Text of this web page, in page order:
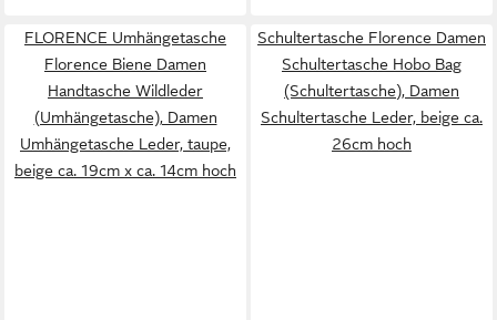
FLORENCE Umhängetasche
Florence Biene Damen
Handtasche Wildleder
(Umhängetasche), Damen
Umhängetasche Leder, taupe,
beige ca. 19cm x ca. 14cm hoch
Schultertasche Florence Damen
Schultertasche Hobo Bag
(Schultertasche), Damen
Schultertasche Leder, beige ca.
26cm hoch